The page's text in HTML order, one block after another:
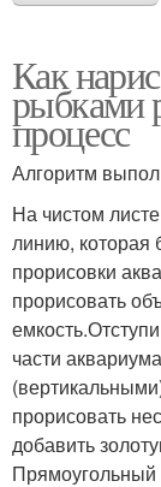
Как
рыбками
процесс
Алгоритм
На чистом
линию, которая
прорисовки
прорисовать
части
прорисовать
добавить
Прямоугольный